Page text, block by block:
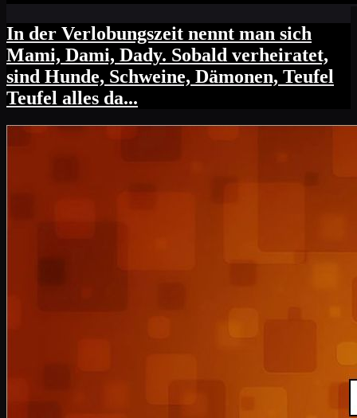
In der Verlobungszeit nennt man sich
Mami, Dami, Dady. Sobald verheiratet,
sind Hunde, Schweine, Dämonen, Teufel
Teufel alles da...